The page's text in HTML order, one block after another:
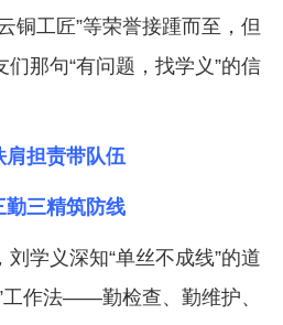
铜工匠”等荣誉接踵而至，但
那句“有问题，找学义”的信
肩担责带队伍
勤三精筑防线
学义深知“单丝不成线”的道
工作法——勤检查、勤维护、